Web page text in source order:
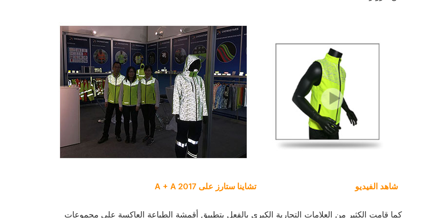
تشاينا ستارز على A + A 2017 شاهد الفيديو
كما قامت الكثير من العلامات التجارية الكبرى بالفعل بتطبيق أقمشة الطباعة العاكسة على مجموعات